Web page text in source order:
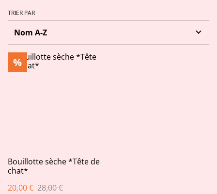
TRIER PAR
%
Bouillotte sèche *Tête de
chat*
20,00 € 28,00 €